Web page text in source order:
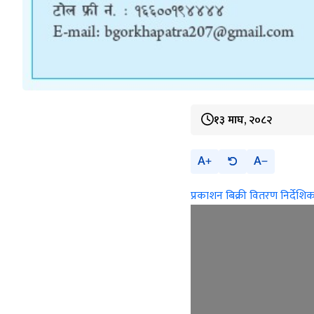
१३ माघ, २०८२
A A
प्रकाशन बिक्री वितरण